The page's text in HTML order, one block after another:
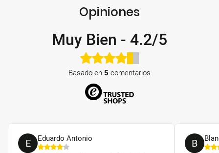
Opiniones
Muy Bien - 4.2/5
Basado en 5 comentarios
E Eduardo Antonio B